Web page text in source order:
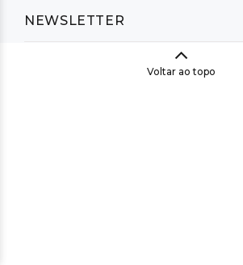
NEWSLETTER
Voltar ao topo